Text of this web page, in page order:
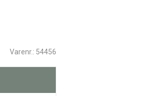
Varenr.: 54456